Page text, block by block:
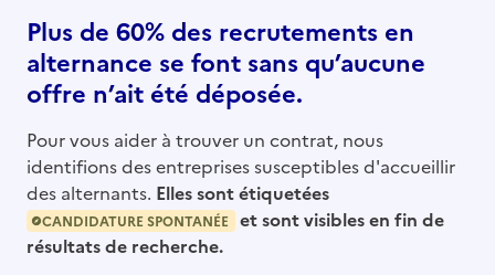
Plus de 60% des recrutements en
alternance se font sans qu’aucune
offre n’ait été déposée.
Pour vous aider à trouver un contrat, nous
identifions des entreprises susceptibles d'accueillir
des alternants. Elles sont étiquetées
CANDIDATURE SPONTANÉE
et sont visibles en fin de
résultats de recherche.